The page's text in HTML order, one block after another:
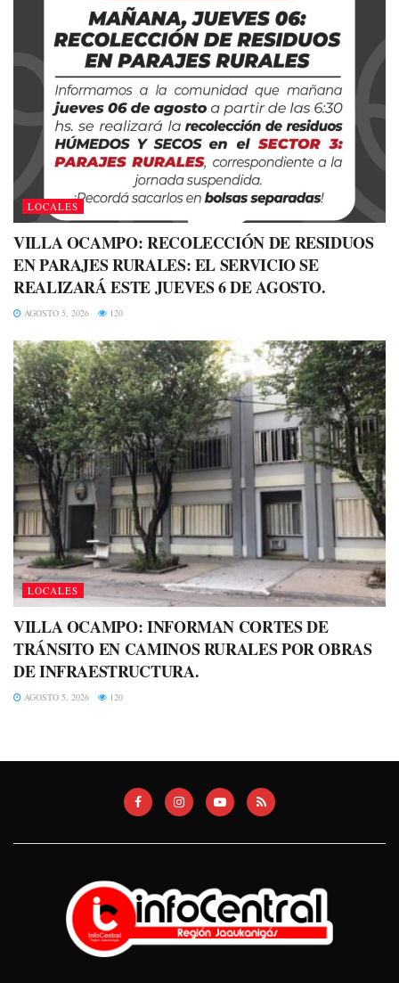
LOCALES
VILLA OCAMPO: RECOLECCIÓN DE RESIDUOS
EN PARAJES RURALES: EL SERVICIO SE
REALIZARÁ ESTE JUEVES 6 DE AGOSTO.
AGOSTO 5, 2026 120
LOCALES
VILLA OCAMPO: INFORMAN CORTES DE
TRÁNSITO EN CAMINOS RURALES POR OBRAS
DE INFRAESTRUCTURA.
AGOSTO 5, 2026 120